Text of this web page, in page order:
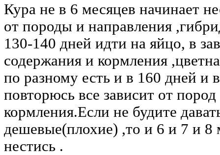
Кура не в 6 месяцев начинает
от породы и направления
130-140 дней идти на яйцо, в
содержания и кормления
по разному есть и в 160 дней и
повторюсь все зависит от
кормления.Если не будите
дешевые(плохие) ,то и 6 и 7 и 8
нестись .